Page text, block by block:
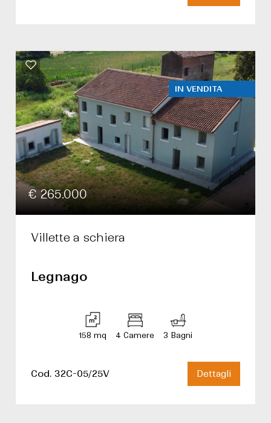
IN VENDITA
€ 265.000
Villette a schiera
Legnago
158 mq 4 Camere 3 Bagni
Cod. 32C-05/25V Dettagli